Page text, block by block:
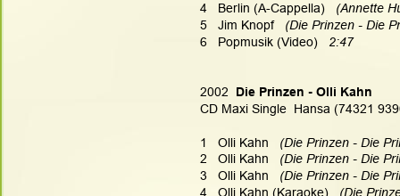
4   Berlin (A-Cappella) (Annette
5   Jim Knopf (Die Prinzen - Die
6   Popmusik (Video) 2:47
2002
Die Prinzen - Olli Kahn
CD Maxi Single  Hansa (74321
1   Olli Kahn (Die Prinzen - Die
2   Olli Kahn (Die Prinzen - Die
3   Olli Kahn (Die Prinzen - Die
4   Olli Kahn (Karaoke) (Die